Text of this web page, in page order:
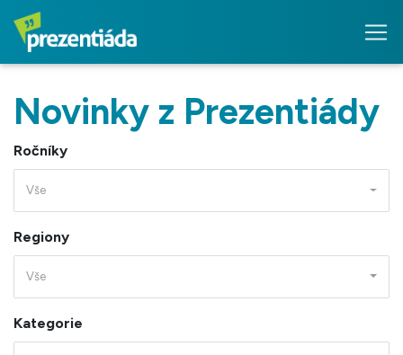
Novinky z Prezentiády
Ročníky
Vše
Regiony
Vše
Kategorie